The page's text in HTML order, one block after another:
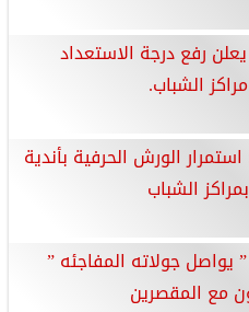
رفع درجة الاستعداد
الشباب.
الورش الحرفية بأندية
الشباب
جولاته المفاجئه ”
مع المقصرين